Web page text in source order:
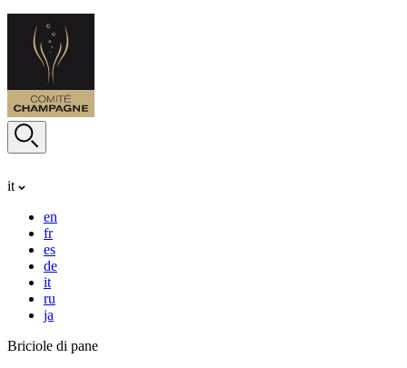
it
en
fr
es
de
it
ru
ja
Briciole di pane